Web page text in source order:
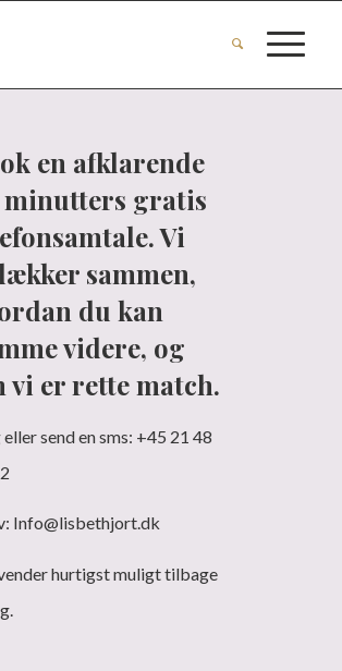
en afklarende
minutters gratis
Vi
sammen,
du kan
videre, og
vi er rette match.
eller send en sms: +45 21 48
Info@lisbethjort.dk
hurtigst muligt tilbage